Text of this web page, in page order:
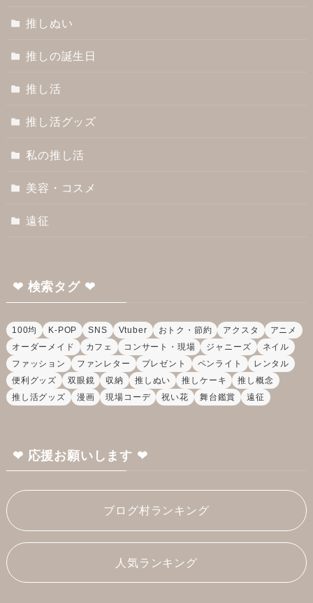
推しぬい
推しの誕生日
推し活
推し活グッズ
私の推し活
美容・コスメ
遠征
❤︎ 検索タグ ❤︎
100均 K-POP SNS Vtuber おトク・節約 アクスタ
アニメ
オーダーメイド
カフェ コンサート・現場 ジャニーズ
ネイル
ファッション
ファンレター プレゼント ペンライト
レンタル
便利グッズ
双眼鏡 収納 推しぬい 推しケーキ
推し概念
推し活グッズ
漫画 現場コーデ 祝い花 舞台鑑賞 遠征
❤︎ 応援お願いします ❤︎
ブログ村ランキング
人気ランキング